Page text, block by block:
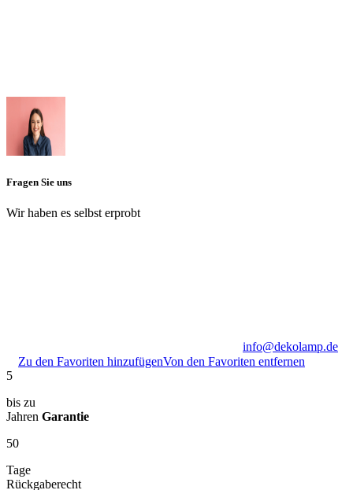
Fragen Sie uns
Wir haben es selbst erprobt
info@dekolamp.de
Zu den Favoriten hinzufügenVon den Favoriten entfernen
5
bis zu
Jahren Garantie
50
Tage
Rückgaberecht